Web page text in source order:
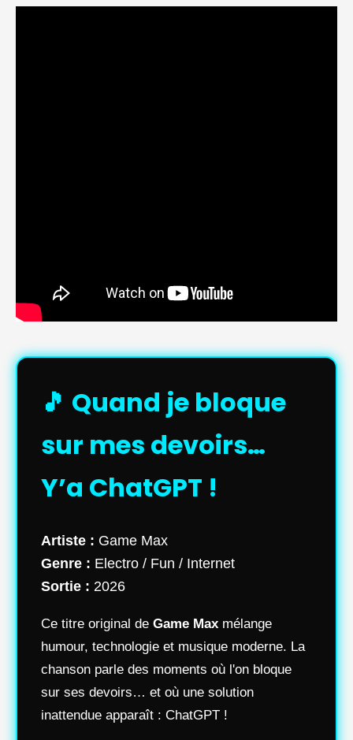
🎵 Quand je bloque
sur mes devoirs…
Y’a ChatGPT !
Artiste : Game Max
Genre : Electro / Fun / Internet
Sortie : 2026
Ce titre original de Game Max mélange
humour, technologie et musique moderne. La
chanson parle des moments où l'on bloque
sur ses devoirs… et où une solution
inattendue apparaît : ChatGPT !